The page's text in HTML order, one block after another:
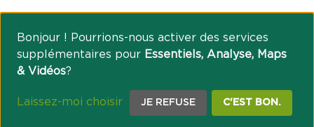
Bonjour ! Pourrions-nous activer des services
supplémentaires pour Essentiels, Analyse, Maps
& Vidéos?
Laissez-moi choisir JE REFUSE C'EST BON.